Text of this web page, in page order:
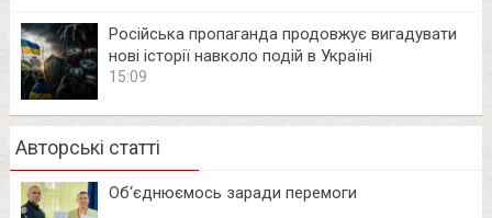
Російська пропаганда продовжує вигадувати
нові історії навколо подій в Україні
15:09
Авторські статті
Об‘єднюємось заради перемоги